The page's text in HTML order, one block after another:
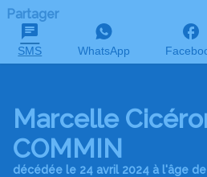
Partager
SMS WhatsApp
Marcelle
COMMIN
décédée le 24 avril 2024 à l'âge